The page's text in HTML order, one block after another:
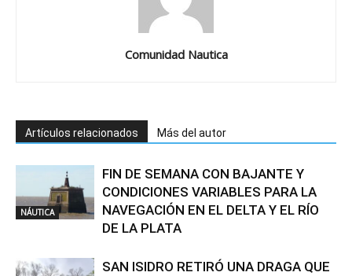
Comunidad Nautica
Artículos relacionados Más del autor
NÁUTICA
FIN DE SEMANA CON BAJANTE Y
CONDICIONES VARIABLES PARA LA
NAVEGACIÓN EN EL DELTA Y EL RÍO
DE LA PLATA
SAN ISIDRO RETIRÓ UNA DRAGA QUE